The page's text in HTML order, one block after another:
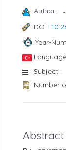
Author : -
DOI :
Year-
Subject :
Number
Abstract